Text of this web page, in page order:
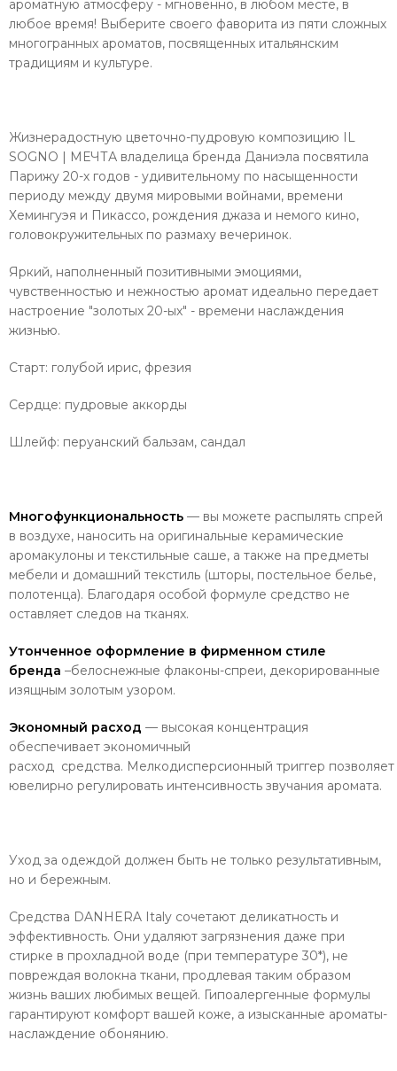
ароматную атмосферу - мгновенно, в любом месте, в
любое время! Выберите своего фаворита из пяти сложных
многогранных ароматов, посвященных итальянским
традициям и культуре.
Жизнерадостную цветочно-пудровую композицию IL
SOGNO | МЕЧТА владелица бренда Даниэла посвятила
Парижу 20-х годов - удивительному по насыщенности
периоду между двумя мировыми войнами, времени
Хемингуэя и Пикассо, рождения джаза и немого кино,
головокружительных по размаху вечеринок.
Яркий, наполненный позитивными эмоциями,
чувственностью и нежностью аромат идеально передает
настроение "золотых 20-ых" - времени наслаждения
жизнью.
Старт: голубой ирис, фрезия
Сердце: пудровые аккорды
Шлейф: перуанский бальзам, сандал
Многофункциональность — вы можете распылять спрей
в воздухе, наносить на оригинальные керамические
аромакулоны и текстильные саше, а также на предметы
мебели и домашний текстиль (шторы, постельное белье,
полотенца). Благодаря особой формуле средство не
оставляет следов на тканях.
Утонченное оформление в фирменном стиле
бренда –белоснежные флаконы-спреи, декорированные
изящным золотым узором.
Экономный расход — высокая концентрация
обеспечивает экономичный
расход средства. Мелкодисперсионный триггер позволяет
ювелирно регулировать интенсивность звучания аромата.
Уход за одеждой должен быть не только результативным,
но и бережным.
Средства DANHERA Italy сочетают деликатность и
эффективность. Они удаляют загрязнения даже при
стирке в прохладной воде (при температуре 30*), не
повреждая волокна ткани, продлевая таким образом
жизнь ваших любимых вещей. Гипоалергенные формулы
гарантируют комфорт вашей коже, а изысканные ароматы-
наслаждение обонянию.